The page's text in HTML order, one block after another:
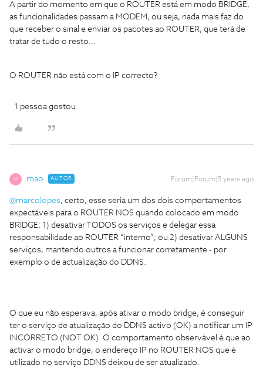
A partir do momento em que o ROUTER está em modo BRIDGE,
as funcionalidades passam a MODEM, ou seja, nada mais faz do
que receber o sinal e enviar os pacotes ao ROUTER, que terá de
tratar de tudo o resto…
O ROUTER não está com o IP correcto?
1 pessoa gostou
M mao AUTOR Forum|Forum|5 years ago
@marcolopes, certo, esse seria um dos dois comportamentos
expectáveis para o ROUTER NOS quando colocado em modo
BRIDGE: 1) desativar TODOS os serviços e delegar essa
responsabilidade ao ROUTER “interno”; ou 2) desativar ALGUNS
serviços, mantendo outros a funcionar corretamente - por
exemplo o de actualização do DDNS.
O que eu não esperava, após ativar o modo bridge, é conseguir
ter o serviço de atualização do DDNS activo (OK) a notificar um IP
INCORRETO (NOT OK). O comportamento observável é que ao
activar o modo bridge, o endereço IP no ROUTER NOS que é
utilizado no serviço DDNS deixou de ser atualizado.